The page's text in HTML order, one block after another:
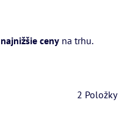
najnižšie cenyna trhu.
2 Položky